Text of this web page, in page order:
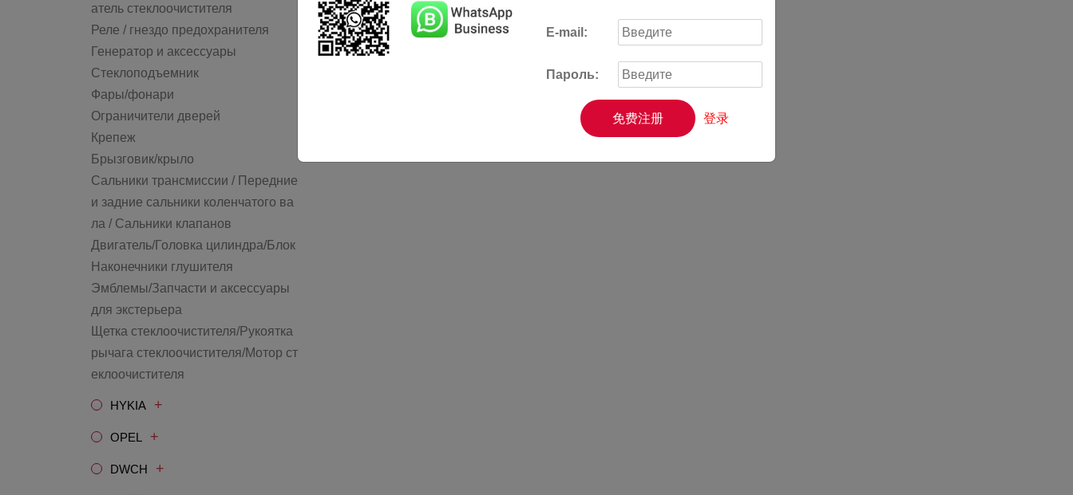
атель стеклоочистителя
Реле / гнездо предохранителя
Генератор и аксессуары
Стеклоподъемник
Фары/фонари
Ограничители дверей
Крепеж
Брызговик/крыло
Сальники трансмиссии / Передние
и задние сальники коленчатого ва
ла / Сальники клапанов
Двигатель/Головка цилиндра/Блок
Наконечники глушителя
Эмблемы/Запчасти и аксессуары
для экстерьера
Щетка стеклоочистителя/Рукоятка
рычага стеклоочистителя/Мотор ст
еклоочистителя
HYKIA +
OPEL +
DWCH +
E-mail:
Пароль:
免费注册 登录